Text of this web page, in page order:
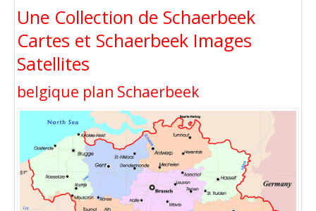
Une Collection de Schaerbeek
Cartes et Schaerbeek Images
Satellites
belgique plan Schaerbeek